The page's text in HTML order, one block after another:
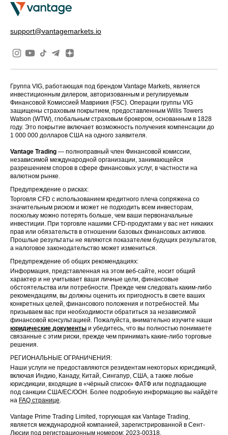
support@vantagemarkets.io
Группа VIG, работающая под брендом Vantage Markets, является
инвестиционным дилером, авторизованным и регулируемым
Финансовой Комиссией Маврикия (FSC). Операции группы VIG
защищены страховым покрытием, предоставленным Willis Towers
Watson (WTW), глобальным страховым брокером, основанным в 1828
году. Это покрытие включает возможность получения компенсации до
1 000 000 долларов США на одного заявителя.
Vantage Trading — полноправный член Финансовой комиссии,
независимой международной организации, занимающейся
разрешением споров в сфере финансовых услуг, в частности на
валютном рынке.
Предупреждение о рисках:
Торговля CFD с использованием кредитного плеча сопряжена со
значительным риском и может не подходить всем инвесторам,
поскольку можно потерять больше, чем ваши первоначальные
инвестиции. При торговле нашими CFD-продуктами у вас нет никаких
прав или обязательств в отношении базовых финансовых активов.
Прошлые результаты не являются показателем будущих результатов,
а налоговое законодательство может измениться.
Предупреждение об общих рекомендациях:
Информация, представленная на этом веб-сайте, носит общий
характер и не учитывает ваши личные цели, финансовые
обстоятельства или потребности. Прежде чем следовать каким-либо
рекомендациям, вы должны оценить их пригодность в свете ваших
конкретных целей, финансового положения и потребностей. Мы
призываем вас при необходимости обратиться за независимой
финансовой консультацией. Пожалуйста, внимательно изучите наши
юридические документы и убедитесь, что вы полностью понимаете
связанные с этим риски, прежде чем принимать какие-либо торговые
решения.
РЕГИОНАЛЬНЫЕ ОГРАНИЧЕНИЯ:
Наши услуги не предоставляются резидентам некоторых юрисдикций,
включая Индию, Канаду, Китай, Сингапур, США, а также любые
юрисдикции, входящие в «чёрный список» ФАТФ или подпадающие
под санкции США/ЕС/ООН. Более подробную информацию вы найдёте
на FAQ странице.
Vantage Prime Trading Limited, торгующая как Vantage Trading,
является международной компанией, зарегистрированной в Сент-
Люсии под регистрационным номером: 2023-00318.